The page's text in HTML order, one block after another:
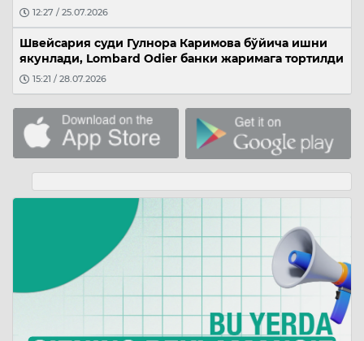
12:27 / 25.07.2026
Швейсария суди Гулнора Каримова бўйича ишни
якунлади, Lombard Odier банки жаримага тортилди
15:21 / 28.07.2026